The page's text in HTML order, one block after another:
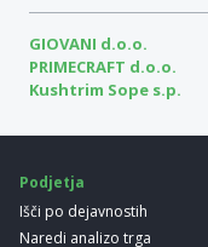
GIOVANI d.o.o.
PRIMECRAFT d.o.o.
Kushtrim Sope s.p.
Podjetja
Išči po dejavnostih
Naredi analizo trga